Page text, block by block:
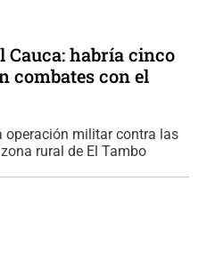
habría cinco
combates con el
operación militar contra las
rural de El Tambo